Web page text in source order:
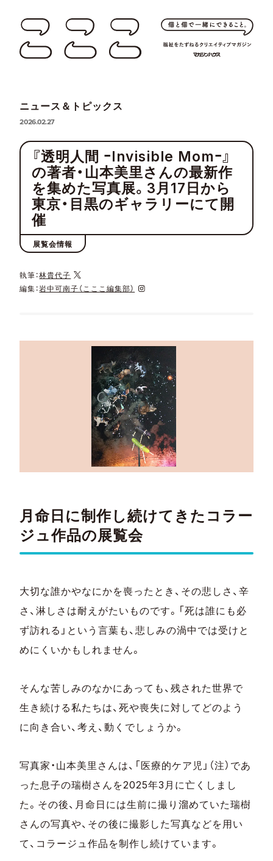
ニュース＆トピックス
2026.02.27
『透明人間 ｰInvisible Momｰ』
の著者・山本美里さんの最新作
を集めた写真展。3月17日から
東京・目黒のギャラリーにて開
催
展覧会情報
執筆：林貴代子
編集：岩中可南子（こここ編集部）
月命日に制作し続けてきたコラー
ジュ作品の展覧会
大切な誰かやなにかを喪ったとき、その悲しさ、辛
さ、淋しさは耐えがたいものです。「死は誰にも必
ず訪れる」という言葉も、悲しみの渦中では受けと
めにくいかもしれません。
そんな苦しみのなかにあっても、残された世界で
生き続ける私たちは、死や喪失に対してどのよう
に向き合い、考え、動くでしょうか。
写真家・山本美里さんは、「医療的ケア児」（注）であ
った息子の瑞樹さんを2025年3月に亡くしまし
た。その後、月命日には生前に撮り溜めていた瑞樹
さんの写真や、その後に撮影した写真などを用い
て、コラージュ作品を制作し続けています。